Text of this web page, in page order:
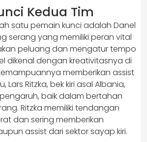
Kedua Tim
satu pemain kunci adalah Danel
serang yang memiliki peran vital
peluang dan mengatur tempo
dikenal dengan kreativitasnya di
memberikan assist
Lars Ritzka, bek kiri asal Albania,
baik dalam bertahan
Ritzka memiliki tendangan
dan sering memberikan
assist dari sektor sayap kiri.